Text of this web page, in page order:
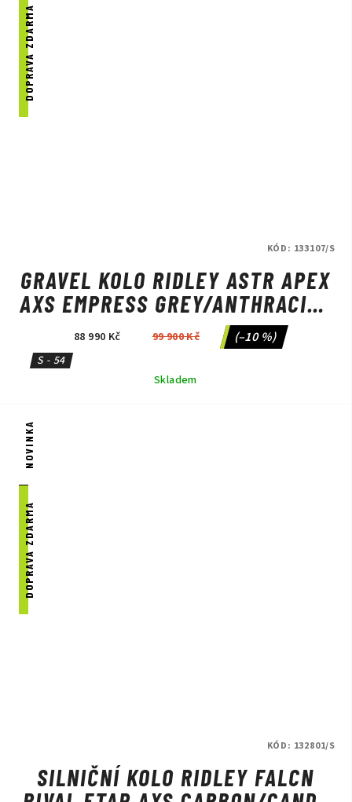
DOPRAVA ZDARMA
GRAVEL KOLO RIDLEY ASTR APEX
AXS EMPRESS GREY/ANTHRACITE
METALLIC
88 990 Kč 99 900 Kč (–10 %)
S - 54
Skladem
KÓD: 133107/S
NOVINKA
DOPRAVA ZDARMA
SILNIČNÍ KOLO RIDLEY FALCN
KÓD: 132801/S